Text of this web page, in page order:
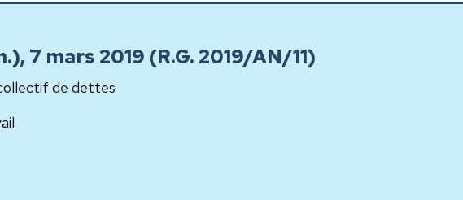
7 mars 2019 (R.G. 2019/AN/11)
de dettes